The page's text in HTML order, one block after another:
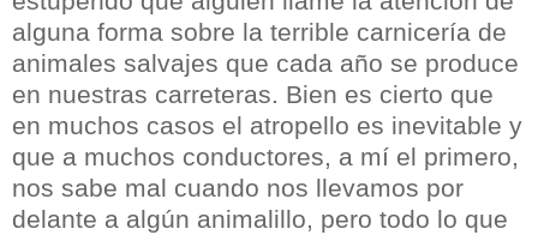
alguna forma sobre la terrible carnicería de
animales salvajes que cada año se produce
en nuestras carreteras. Bien es cierto que
en muchos casos el atropello es inevitable y
que a muchos conductores, a mí el primero,
nos sabe mal cuando nos llevamos por
delante a algún animalillo, pero todo lo que